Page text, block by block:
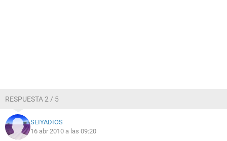
RESPUESTA 2 / 5
SEIYADIOS
16 abr 2010 a las 09:20